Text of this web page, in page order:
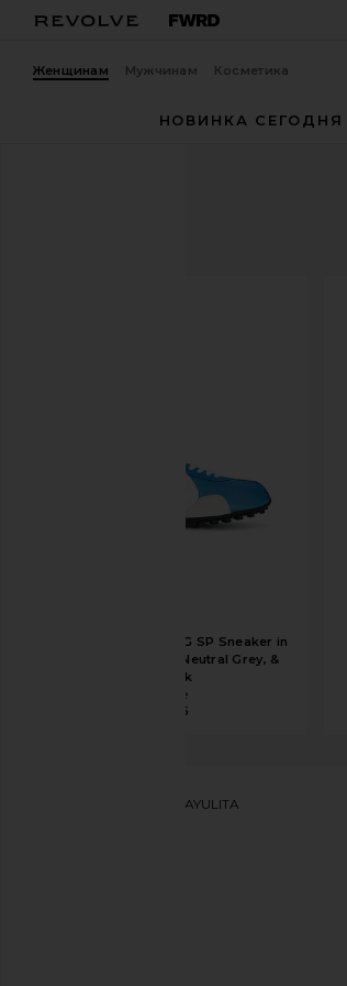
Женщинам Мужчинам Косметика
НОВИНКА СЕГОДНЯ
Nike Moon Shoe OG SP Sneaker in
Italy Blue, White, Neutral Grey, &
Black
Nike
$105
САНДАЛИИ SAYULITA